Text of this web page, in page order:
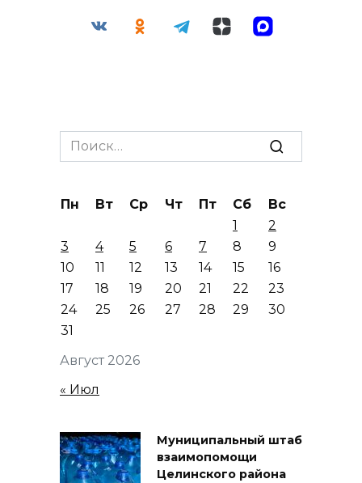
Search
for:
Август 2026
Пн Вт Ср Чт Пт Сб
Вс
1
2
3
4 5 6 7 8
9
10
11 12 13 14 15
16
17
18 19 20 21 22
23
24
25 26 27 28 29
30
31
« Июл
Муниципальный штаб
взаимопомощи
Целинского района